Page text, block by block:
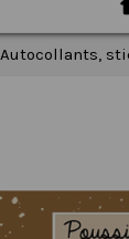
Autocollants,